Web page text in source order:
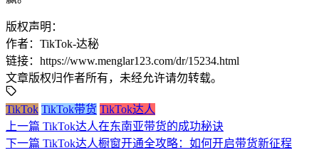
版权声明：
作者：TikTok-达秘
链接：https://www.menglar123.com/dr/15234.html
文章版权归作者所有，未经允许请勿转载。
TikTok TikTok带货 TikTok达人
上一篇 TikTok达人在东南亚带货的成功秘诀
下一篇 TikTok达人橱窗开通全攻略：如何开启带货新征程